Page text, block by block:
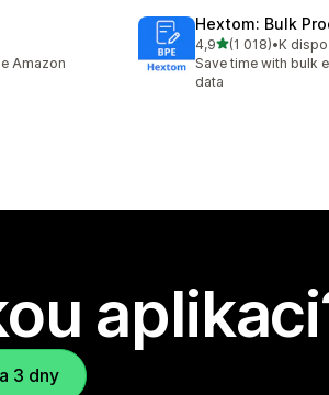
Amazon
Hextom: Bulk
4,9z 5 hvězd
(1 018)
Celkový počet
•K
Save time with bulk
data
3 dny